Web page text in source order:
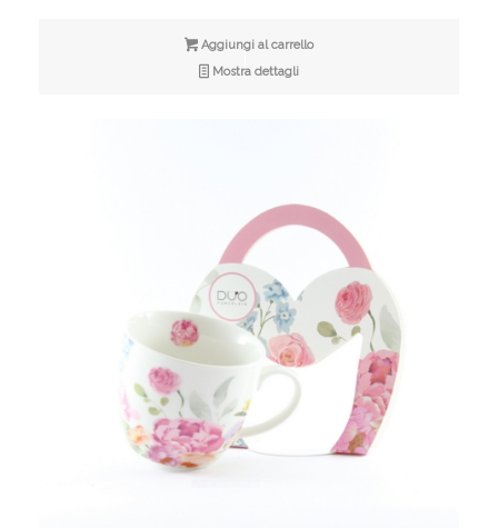
Aggiungi al carrello
Mostra dettagli